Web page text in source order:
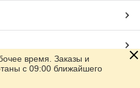
время. Заказы и
с 09:00 ближайшего